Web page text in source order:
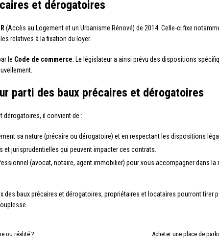
et dérogatoires
(Accès au Logement et un Urbanisme Rénové) de 2014. Celle-ci fixe
relatives à la fixation du loyer.
le Code de commerce . Le législateur a ainsi prévu des dispositions
parti des baux précaires et dérogatoires
dérogatoires, il convient de :
sa nature (précaire ou dérogatoire) et en respectant les dispositions
jurisprudentielles qui peuvent impacter ces contrats.
(avocat, notaire, agent immobilier) pour vous accompagner dans
des baux précaires et dérogatoires, propriétaires et locataires pourront tirer
ou réalité ? Acheter une place de